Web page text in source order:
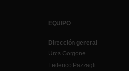
EQUIPO
Dirección general
Uros Gorgone
Federico Pazzagli